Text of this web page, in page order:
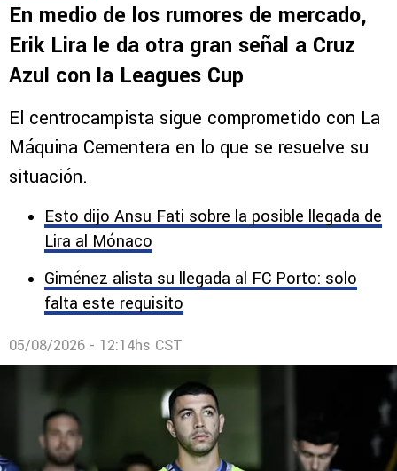
En medio de los rumores de mercado,
Erik Lira le da otra gran señal a Cruz
Azul con la Leagues Cup
El centrocampista sigue comprometido con La
Máquina Cementera en lo que se resuelve su
situación.
Esto dijo Ansu Fati sobre la posible llegada de
Lira al Mónaco
Giménez alista su llegada al FC Porto: solo
falta este requisito
05/08/2026 - 12:14hs CST